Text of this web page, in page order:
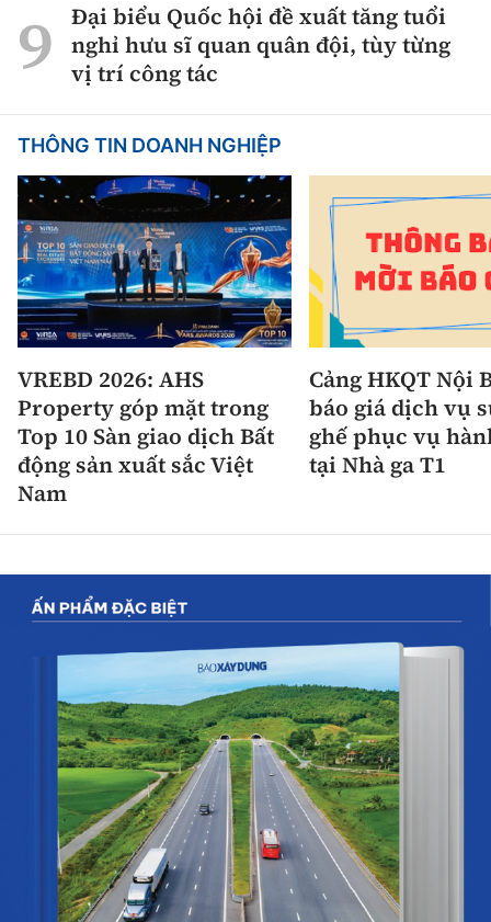
Đại biểu Quốc hội đề xuất tăng tuổi
nghỉ hưu sĩ quan quân đội, tùy từng
vị trí công tác
THÔNG TIN DOANH NGHIỆP
VREBD 2026: AHS
Property góp mặt trong
Top 10 Sàn giao dịch Bất
động sản xuất sắc Việt
Nam
Cảng HKQT Nội
báo giá dịch vụ
ghế phục vụ
tại Nhà ga T1